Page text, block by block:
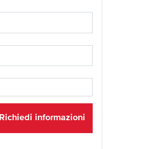
Richiedi informazioni